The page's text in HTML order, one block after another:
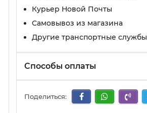
Курьер Новой Почты
Самовывоз из магазина
Другие транспортные службы
Способы оплаты
Поделиться: